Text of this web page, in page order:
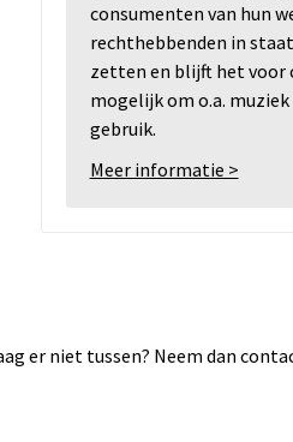
consumenten van hun
rechthebbenden in
zetten en blijft het voor
mogelijk om o.a.
gebruik.
Meer informatie >
er niet tussen? Neem dan